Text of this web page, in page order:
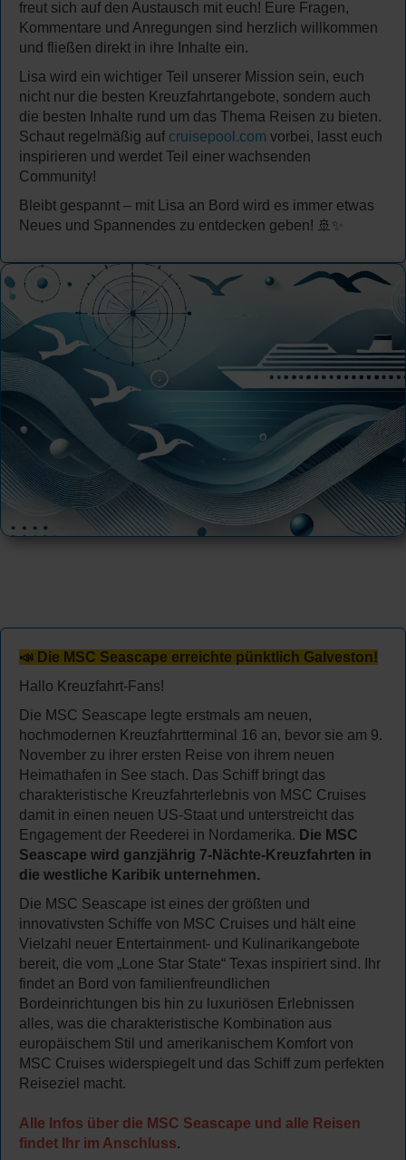
freut sich auf den Austausch mit euch! Eure Fragen,
Kommentare und Anregungen sind herzlich willkommen
und fließen direkt in ihre Inhalte ein.
Lisa wird ein wichtiger Teil unserer Mission sein, euch
nicht nur die besten Kreuzfahrtangebote, sondern auch
die besten Inhalte rund um das Thema Reisen zu bieten.
Schaut regelmäßig auf cruisepool.com vorbei, lasst euch
inspirieren und werdet Teil einer wachsenden
Community!
Bleibt gespannt – mit Lisa an Bord wird es immer etwas
Neues und Spannendes zu entdecken geben! 🚢✨
📣 Die MSC Seascape erreichte pünktlich Galveston!
Hallo Kreuzfahrt-Fans!
Die MSC Seascape legte erstmals am neuen,
hochmodernen Kreuzfahrtterminal 16 an, bevor sie am 9.
November zu ihrer ersten Reise von ihrem neuen
Heimathafen in See stach. Das Schiff bringt das
charakteristische Kreuzfahrterlebnis von MSC Cruises
damit in einen neuen US-Staat und unterstreicht das
Engagement der Reederei in Nordamerika. Die MSC
Seascape wird ganzjährig 7-Nächte-Kreuzfahrten in
die westliche Karibik unternehmen.
Die MSC Seascape ist eines der größten und
innovativsten Schiffe von MSC Cruises und hält eine
Vielzahl neuer Entertainment- und Kulinarikangebote
bereit, die vom „Lone Star State“ Texas inspiriert sind. Ihr
findet an Bord von familienfreundlichen
Bordeinrichtungen bis hin zu luxuriösen Erlebnissen
alles, was die charakteristische Kombination aus
europäischem Stil und amerikanischem Komfort von
MSC Cruises widerspiegelt und das Schiff zum perfekten
Reiseziel macht.
Alle Infos über die MSC Seascape und alle Reisen
findet Ihr im Anschluss.